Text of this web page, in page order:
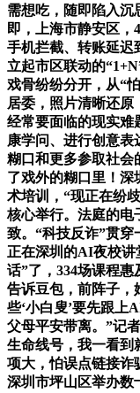
需想吃，随即陷入沉
即，上海市静安区，
手机拦截、转账延迟
立起市区联动的
戏骨纷纷分开，从“
居委，照片清晰还原
经常要面临的现实
康学问、进行创意
糊口和更多参取社会
了戏外的糊口里！深
术培训，“现正在纷
核心举行。法庭的电
致。“科技反诈”贯穿
正在深圳的AI夜校讲
话”了，334场课程
告诉豆包，前阵子，
些‘小白叟’要先跟上
父母平安带离。”记
生命线号，我一看到
项大，怕误点链接诈
深圳市坪山区举办数